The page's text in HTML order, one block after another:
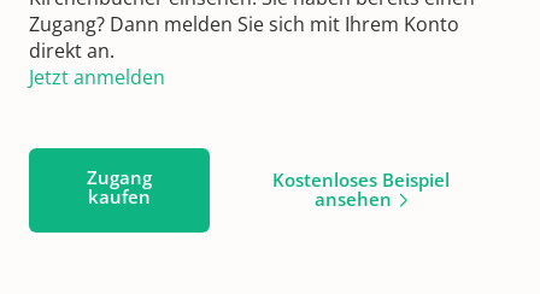
Zugang? Dann melden Sie sich mit Ihrem Konto
direkt an.
Jetzt anmelden
Zugang
kaufen
Kostenloses Beispiel
ansehen